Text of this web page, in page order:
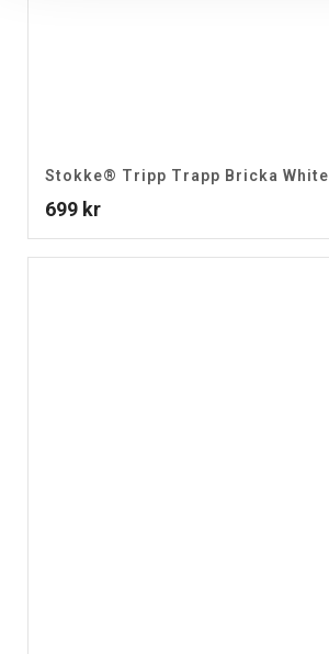
Stokke® Tripp Trapp Bricka White
699 kr